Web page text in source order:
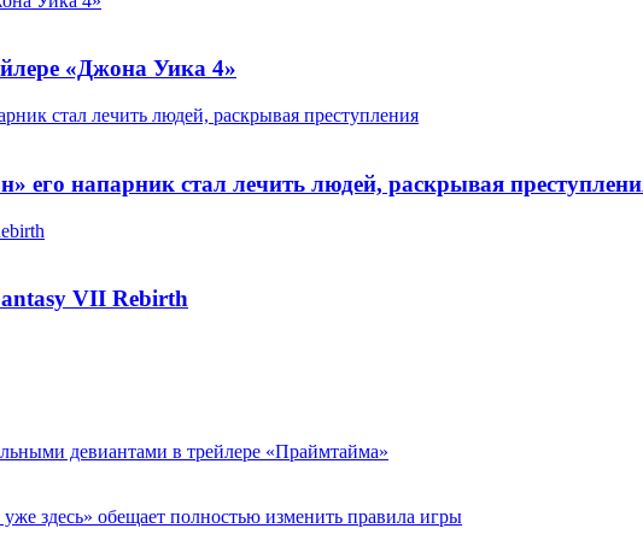
«Джона Уика 4»
стал лечить людей, раскрывая преступления
его напарник стал лечить людей, раскрывая
VII Rebirth
девиантами в трейлере «Праймтайма»
здесь» обещает полностью изменить правила игры